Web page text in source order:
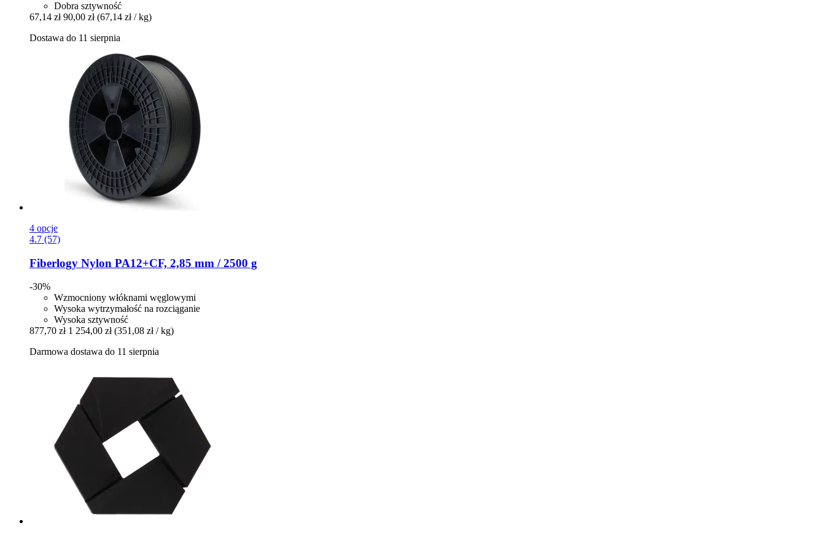
Dobra sztywność
67,14 zł 90,00 zł (67,14 zł / kg)
Dostawa do 11 sierpnia
4 opcje
4.7 (57)
Fiberlogy Nylon PA12+CF, 2,85 mm / 2500 g
-30%
Wzmocniony włóknami węglowymi
Wysoka wytrzymałość na rozciąganie
Wysoka sztywność
877,70 zł 1 254,00 zł (351,08 zł / kg)
Darmowa dostawa do 11 sierpnia